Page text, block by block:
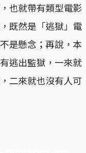
也就帶有類型電影
既然是「逃獄」電
是懸念；再說，本
逃出監獄，一來就
二來就也沒有人可